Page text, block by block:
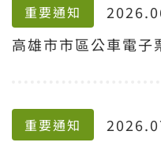
重要通知
高雄市市區公車電子
重要通知